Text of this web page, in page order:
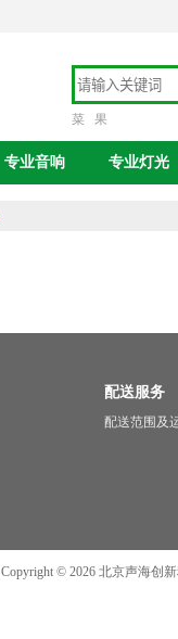
菜 果
专业音响 专业灯光
配送服务
配送范围及
Copyright © 2026 北京声海创